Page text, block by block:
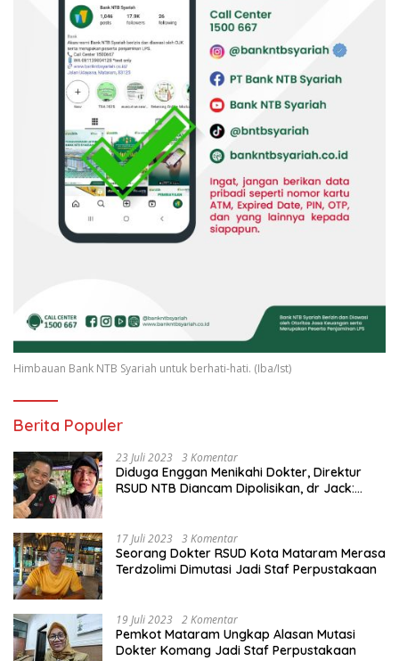
Himbauan Bank NTB Syariah untuk berhati-hati. (Iba/Ist)
Berita Populer
23 Juli 2023 3 Komentar
Diduga Enggan Menikahi Dokter, Direktur
RSUD NTB Diancam Dipolisikan, dr Jack:
17 Juli 2023 3 Komentar
Seorang Dokter RSUD Kota Mataram Merasa
Terdzolimi Dimutasi Jadi Staf Perpustakaan
19 Juli 2023 2 Komentar
Pemkot Mataram Ungkap Alasan Mutasi
Dokter Komang Jadi Staf Perpustakaan